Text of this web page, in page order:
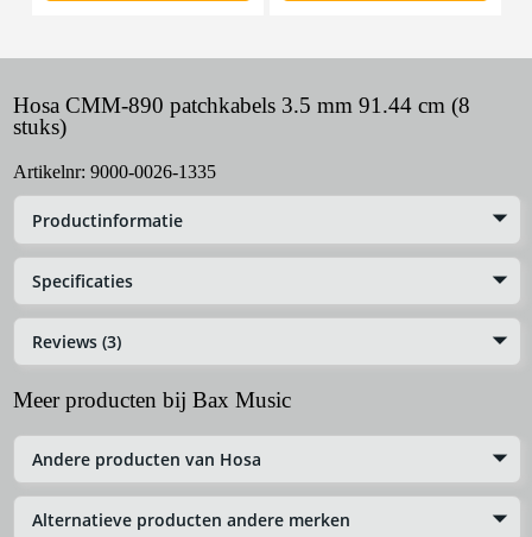
Hosa CMM-890 patchkabels 3.5 mm 91.44 cm (8
stuks)
Artikelnr: 9000-0026-1335
Productinformatie
Specificaties
Reviews (3)
Meer producten bij Bax Music
Andere producten van Hosa
Alternatieve producten andere merken